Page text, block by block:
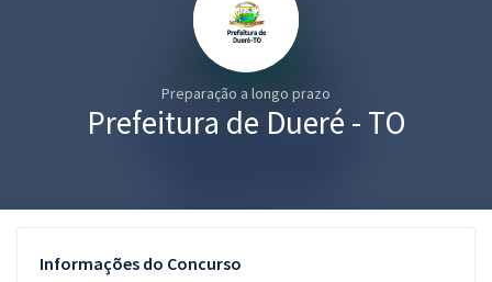
Graduação
Preparação a longo prazo
Prefeitura de Dueré - TO
Informações do Concurso